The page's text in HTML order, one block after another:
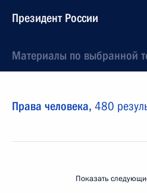
Президент России
Материалы по выбранной
Права человека, 480
Показать